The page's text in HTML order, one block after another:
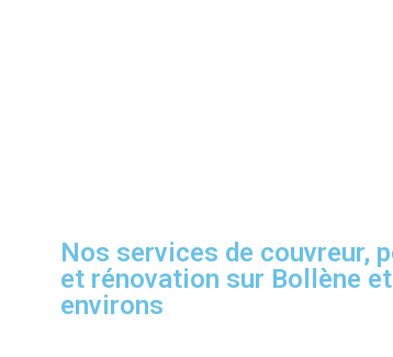
Nos services de couvreur,
et rénovation sur Bollène
environs